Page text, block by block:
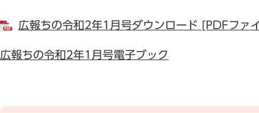
広報ちの令和2年1月号ダウンロード [PDFファ
広報ちの令和2年1月号電子ブック